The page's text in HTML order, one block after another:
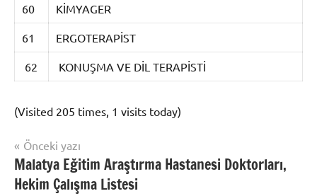
60 KİMYAGER
61 ERGOTERAPİST
62 KONUŞMA VE DİL TERAPİSTİ
(Visited 205 times, 1 visits today)
Uncategorized
Yazı
gezinmesi
Önceki yazı
Malatya Eğitim Araştırma Hastanesi Doktorları,
Hekim Çalışma Listesi